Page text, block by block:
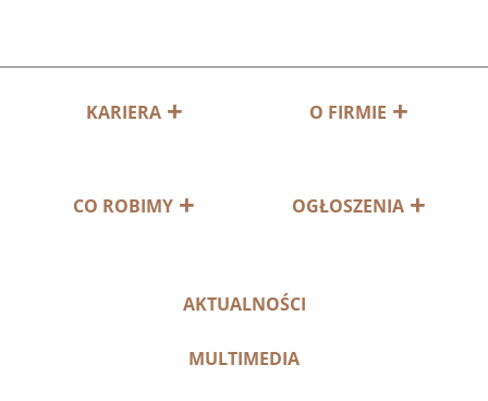
KARIERA O FIRMIE
CO ROBIMY OGŁOSZENIA
AKTUALNOŚCI
MULTIMEDIA